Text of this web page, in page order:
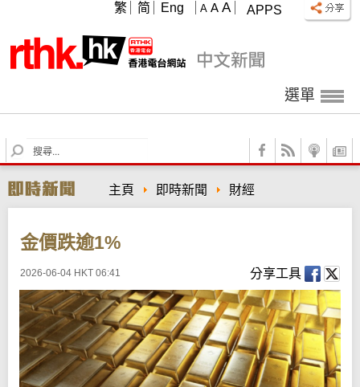
APPS
A A A
繁 简 Eng
選單
S
e
r
c
主頁 即時新聞 財經
金價跌逾1%
2026-06-04 HKT 06:41 分享工具